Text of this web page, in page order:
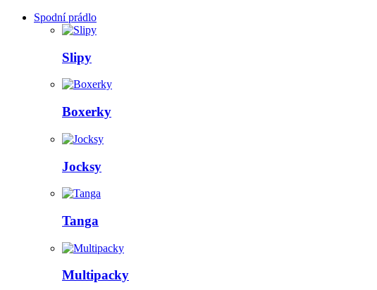
Spodní prádlo
Slipy
Boxerky
Jocksy
Tanga
Multipacky